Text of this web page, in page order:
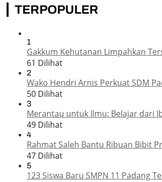
TERPOPULER
1
Gakkum Kehutanan Limpahkan
61 Dilihat
2
Wako Hendri Arnis Perkuat SDM
50 Dilihat
3
Merantau untuk Ilmu: Belajar dari
49 Dilihat
4
Rahmat Saleh Bantu Ribuan Bibit
47 Dilihat
5
123 Siswa Baru SMPN 11 Padang